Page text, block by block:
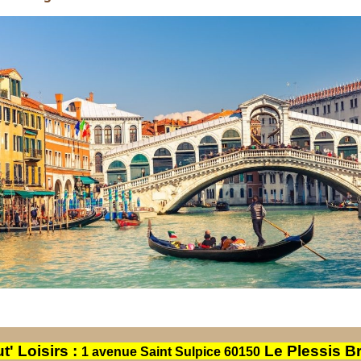
Loisirs : 1 avenue Saint Sulpice 60150Le Plessis